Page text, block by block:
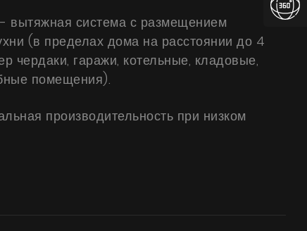
- вытяжная система с размещением
(в пределах дома на расстоянии до 4
чердаки, гаражи, котельные, кладовые,
помещения).
производительность при низком